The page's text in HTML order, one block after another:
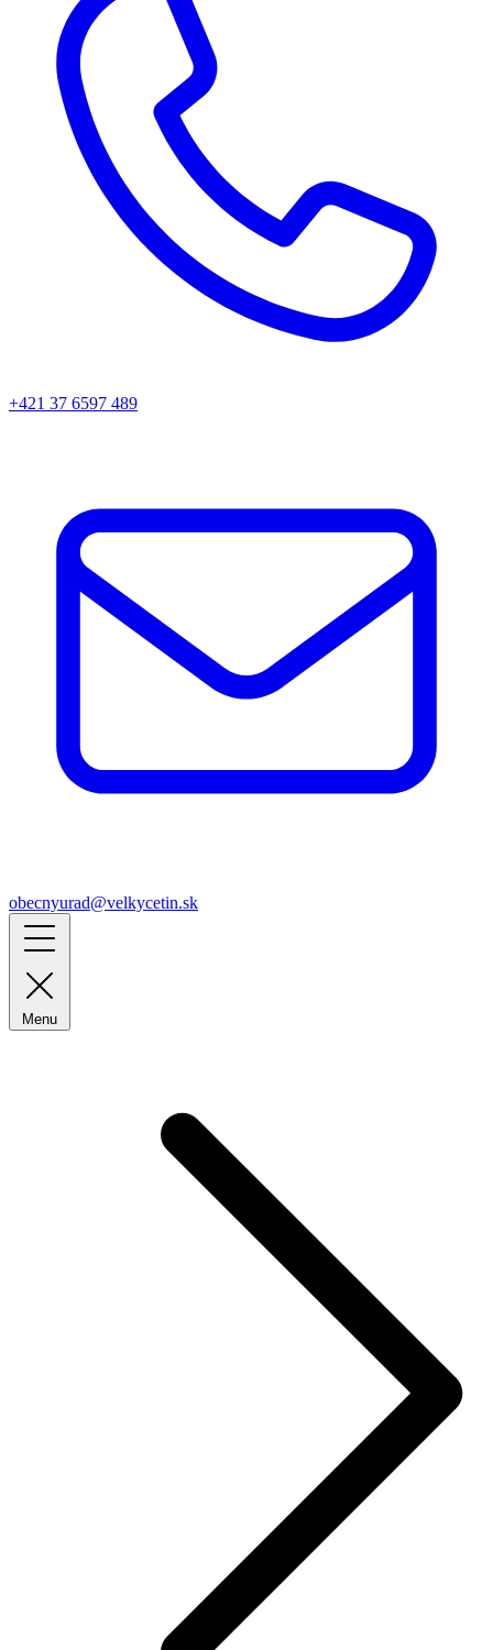
+421 37 6597 489
obecnyurad@velkycetin.sk
Menu